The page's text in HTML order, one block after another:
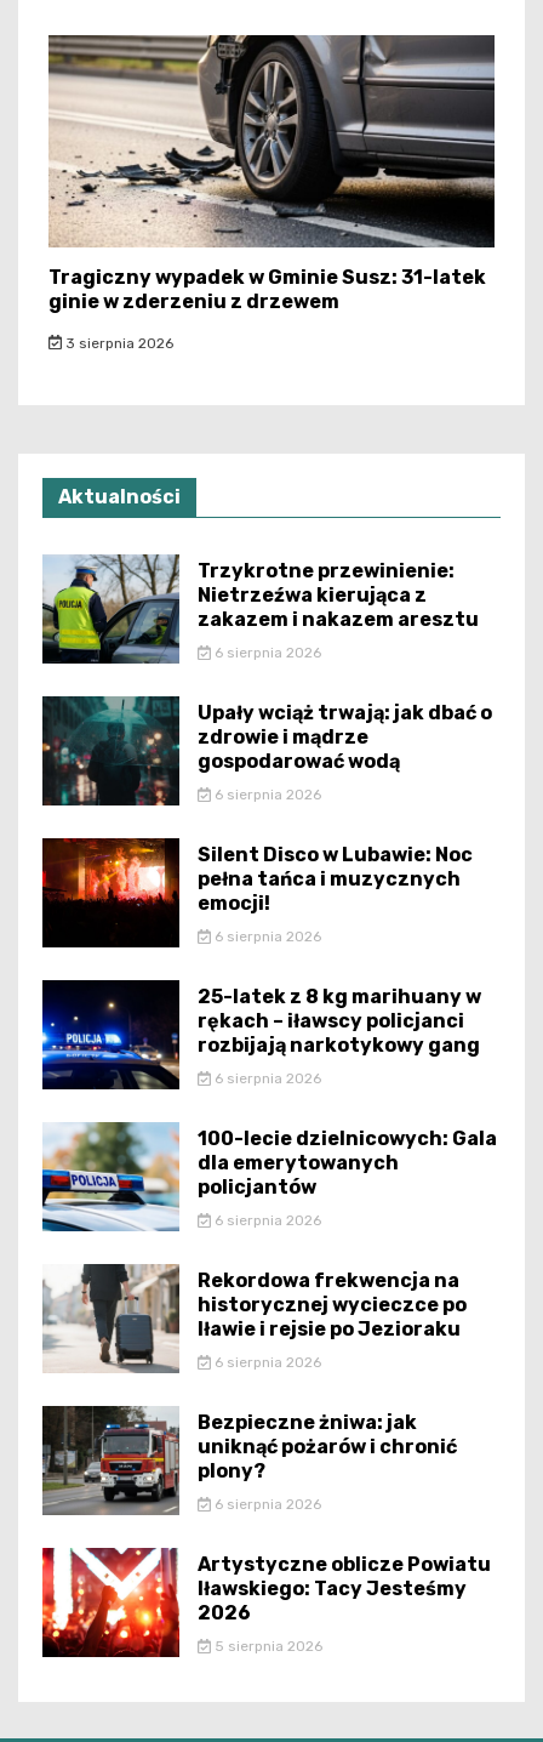
Tragiczny wypadek w Gminie Susz: 31-latek
ginie w zderzeniu z drzewem
3 sierpnia 2026
Aktualności
Trzykrotne przewinienie:
Nietrzeźwa kierująca z
zakazem i nakazem aresztu
6 sierpnia 2026
Upały wciąż trwają: jak dbać o
zdrowie i mądrze
gospodarować wodą
6 sierpnia 2026
Silent Disco w Lubawie: Noc
pełna tańca i muzycznych
emocji!
6 sierpnia 2026
25-latek z 8 kg marihuany w
rękach – iławscy policjanci
rozbijają narkotykowy gang
6 sierpnia 2026
100-lecie dzielnicowych: Gala
dla emerytowanych
policjantów
6 sierpnia 2026
Rekordowa frekwencja na
historycznej wycieczce po
Iławie i rejsie po Jezioraku
6 sierpnia 2026
Bezpieczne żniwa: jak
uniknąć pożarów i chronić
plony?
6 sierpnia 2026
Artystyczne oblicze Powiatu
Iławskiego: Tacy Jesteśmy
2026
5 sierpnia 2026